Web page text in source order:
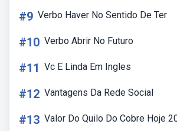
#9 Verbo Haver No Sentido De Ter
#10 Verbo Abrir No Futuro
#11 Vc E Linda Em Ingles
#12 Vantagens Da Rede Social
#13 Valor Do Quilo Do Cobre Hoje